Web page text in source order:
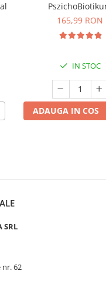
165,99 RON
IN STOC
ADAUGA IN COS
SRL
nr. 62